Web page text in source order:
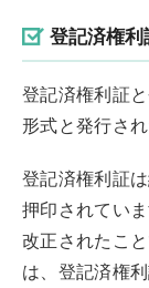
登記済権
登記済権利証
形式と発行さ
登記済権利証
押印されてい
改正されたこ
は、登記済権